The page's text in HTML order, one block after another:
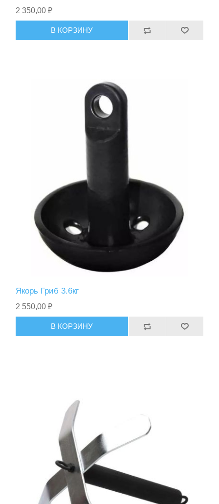
2 350,00 ₽
В КОРЗИНУ
Якорь Гриб 3.6кг
2 550,00 ₽
В КОРЗИНУ